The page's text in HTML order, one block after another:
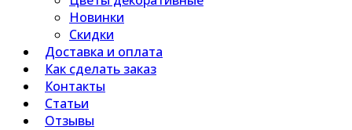
Новинки
Скидки
Доставка и оплата
Как сделать заказ
Контакты
Статьи
Отзывы